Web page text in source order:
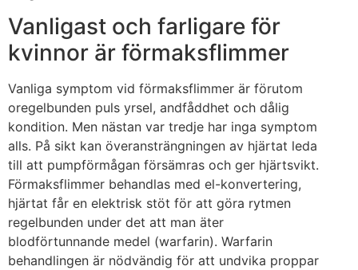
Vanligast och farligare för
kvinnor är förmaksflimmer
Vanliga symptom vid förmaksflimmer är förutom
oregelbunden puls yrsel, andfåddhet och dålig
kondition. Men nästan var tredje har inga symptom
alls. På sikt kan överansträngningen av hjärtat leda
till att pumpförmågan försämras och ger hjärtsvikt.
Förmaksflimmer behandlas med el-konvertering,
hjärtat får en elektrisk stöt för att göra rytmen
regelbunden under det att man äter
blodförtunnande medel (warfarin). Warfarin
behandlingen är nödvändig för att undvika proppar